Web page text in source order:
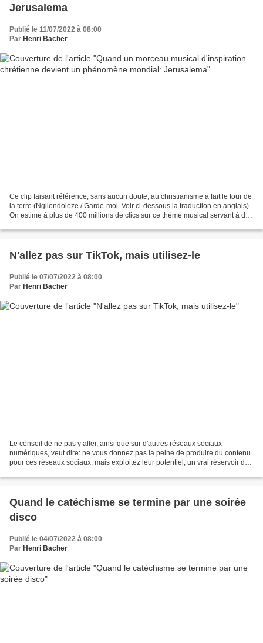
Jerusalema
Publié le 11/07/2022 à 08:00
Par Henri Bacher
Ce clip faisant référence, sans aucun doute, au christianisme a fait le tour de
la terre (Ngilondoloze / Garde-moi. Voir ci-dessous la traduction en anglais) .
On estime à plus de 400 millions de clics sur ce thème musical servant à des
N'allez pas sur TikTok, mais utilisez-le
Publié le 07/07/2022 à 08:00
Par Henri Bacher
Le conseil de ne pas y aller, ainsi que sur d'autres réseaux sociaux
numériques, veut dire: ne vous donnez pas la peine de produire du contenu
pour ces réseaux sociaux, mais exploitez leur potentiel, un vrai réservoir de
Quand le catéchisme se termine par une soirée
disco
Publié le 04/07/2022 à 08:00
Par Henri Bacher